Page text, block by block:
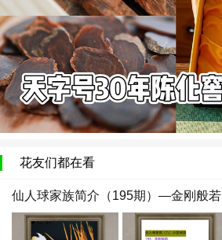
花友们都在看
仙人球家族简介（195期）—金刚般若